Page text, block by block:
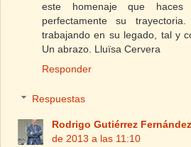
este homenaje que
perfectamente su
trabajando en su legado, tal y
Un abrazo. Lluïsa Cervera
Responder
Respuestas
Rodrigo Gutiérrez Fernández
de 2013 a las 11:10